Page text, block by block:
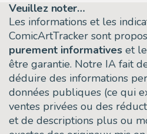
Veuillez noter…
Les informations et les
ComicArtTracker sont
purement informatives et
être garantie. Notre IA fait
déduire des informations
données publiques (ce qui
ventes privées ou des
et de descriptions plus ou